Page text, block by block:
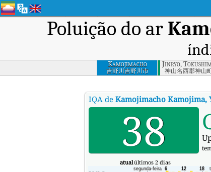
Poluição do ar
Kamojimacho
Kamojima,
Yoshinogawa,
吉野川吉野川市
Jinryo,
神山名西郡神山
IQA de Kamojimacho Kamojima,
38
atualúltimos 2 dias